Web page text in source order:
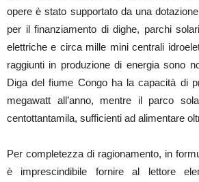
opere è stato supportato da una
per il finanziamento di dighe, parchi
elettriche e circa mille mini centrali
raggiunti in produzione di energia sono
Diga del fiume Congo ha la capacità di
megawatt all’anno, mentre il parco
centottantamila, sufficienti ad alimentare
Per completezza di ragionamento, in
è imprescindibile fornire al lettore